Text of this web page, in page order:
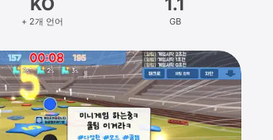
+ 2개 언어 GB